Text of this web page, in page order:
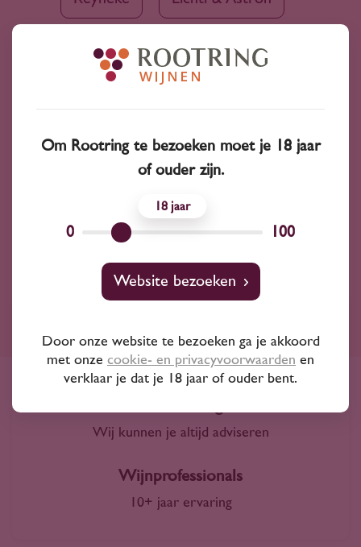
Château de Giscours Riedel
Château La Croix Romane
Weingut Schlössli Max Kilburg
Ruim assortiment
4000+ wijnen in ons assortiment
Wij kunnen je altijd adviseren
Wijnprofessionals
10+ jaar ervaring
Om Rootring te bezoeken moet je 18 jaar
of ouder zijn.
0
18
100
Website bezoeken
Door onze website te bezoeken ga je akkoord
met onze cookie- en privacyvoorwaarden en
verklaar je dat je 18 jaar of ouder bent.